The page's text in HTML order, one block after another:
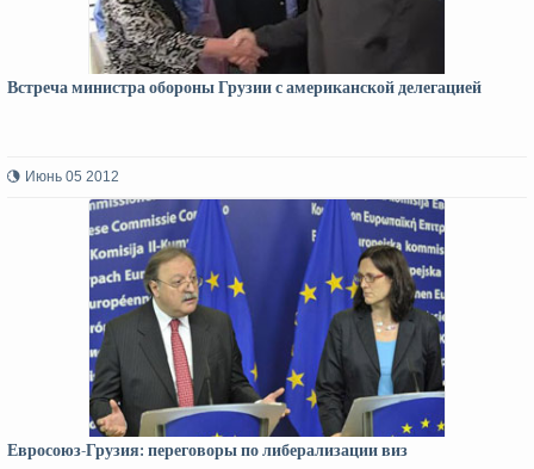
Встреча министра обороны Грузии с американской делегацией
Июнь 05 2012
Евросоюз-Грузия: переговоры по либерализации виз